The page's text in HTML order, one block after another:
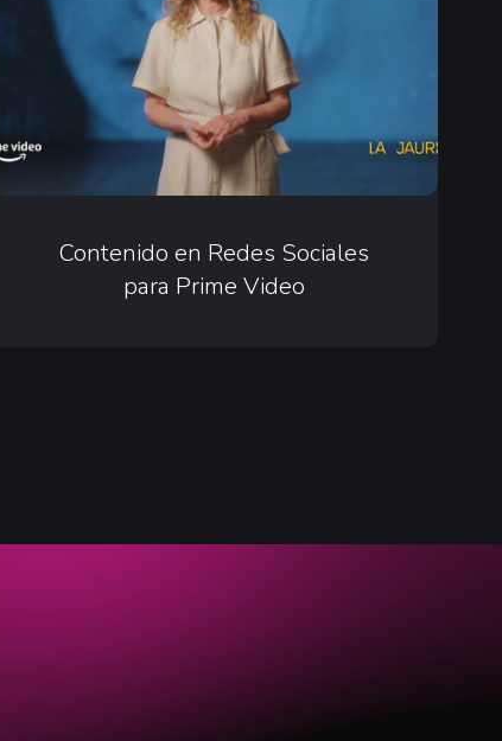
Sociales
en
Redes
Contenido en Redes Sociales
para Prime Video